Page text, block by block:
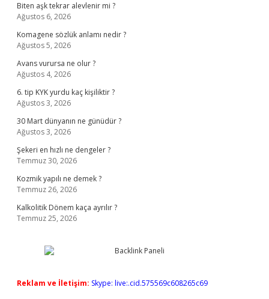
Biten aşk tekrar alevlenir mi ?
Ağustos 6, 2026
Komagene sözlük anlamı nedir ?
Ağustos 5, 2026
Avans vurursa ne olur ?
Ağustos 4, 2026
6. tip KYK yurdu kaç kişiliktir ?
Ağustos 3, 2026
30 Mart dünyanın ne günüdür ?
Ağustos 3, 2026
Şekeri en hızlı ne dengeler ?
Temmuz 30, 2026
Kozmik yapılı ne demek ?
Temmuz 26, 2026
Kalkolitik Dönem kaça ayrılır ?
Temmuz 25, 2026
Reklam ve İletişim: Skype: live:.cid.575569c608265c69